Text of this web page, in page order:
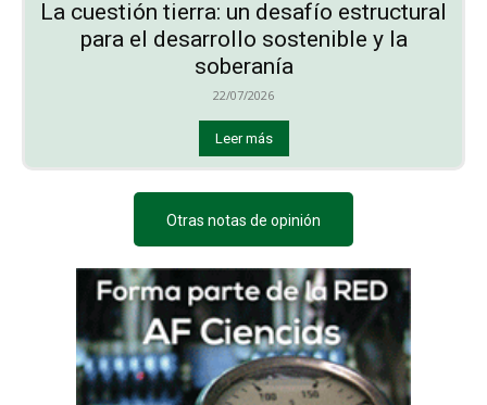
La cuestión tierra: un desafío estructural
para el desarrollo sostenible y la
soberanía
22/07/2026
Leer más
Otras notas de opinión